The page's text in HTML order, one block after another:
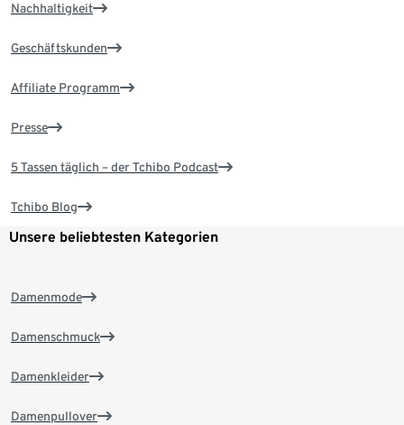
Nachhaltigkeit
Geschäftskunden
Affiliate Programm
Presse
5 Tassen täglich – der Tchibo Podcast
Tchibo Blog
Unsere beliebtesten Kategorien
Damenmode
Damenschmuck
Damenkleider
Damenpullover